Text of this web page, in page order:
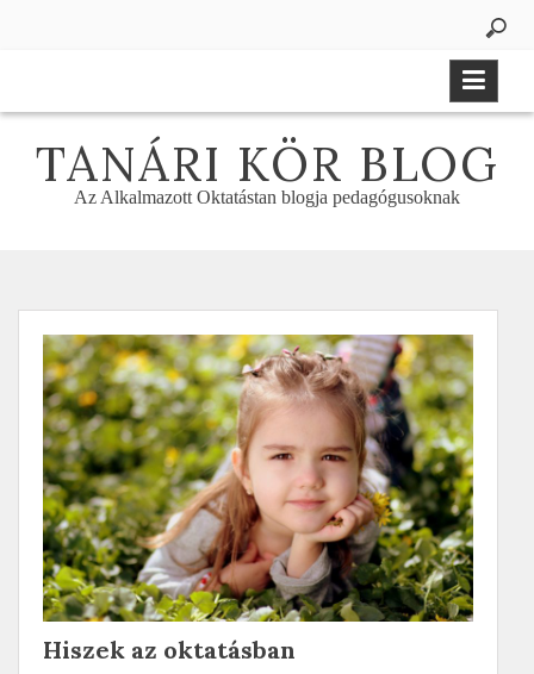
TANÁRI KÖR BLOG
Az Alkalmazott Oktatástan blogja pedagógusoknak
Hiszek az oktatásban